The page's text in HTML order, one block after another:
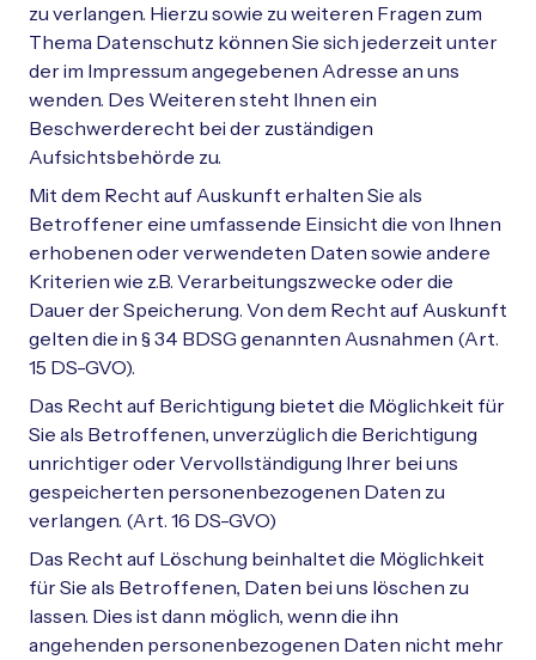
zu verlangen. Hierzu sowie zu weiteren Fragen zum
Thema Datenschutz können Sie sich jederzeit unter
der im Impressum angegebenen Adresse an uns
wenden. Des Weiteren steht Ihnen ein
Beschwerderecht bei der zuständigen
Aufsichtsbehörde zu.
Mit dem Recht auf Auskunft erhalten Sie als
Betroffener eine umfassende Einsicht die von Ihnen
erhobenen oder verwendeten Daten sowie andere
Kriterien wie z.B. Verarbeitungszwecke oder die
Dauer der Speicherung. Von dem Recht auf Auskunft
gelten die in § 34 BDSG genannten Ausnahmen (Art.
15 DS-GVO).
Das Recht auf Berichtigung bietet die Möglichkeit für
Sie als Betroffenen, unverzüglich die Berichtigung
unrichtiger oder Vervollständigung Ihrer bei uns
gespeicherten personenbezogenen Daten zu
verlangen. (Art. 16 DS-GVO)
Das Recht auf Löschung beinhaltet die Möglichkeit
für Sie als Betroffenen, Daten bei uns löschen zu
lassen. Dies ist dann möglich, wenn die ihn
angehenden personenbezogenen Daten nicht mehr